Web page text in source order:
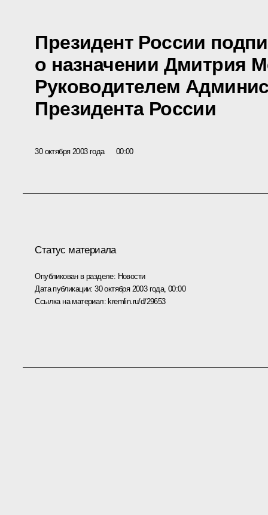
Президент России
о назначении Дмитрия
Руководителем
Президента России
30 октября 2003 года 00:00
Статус материала
Опубликован в разделе: Новости
Дата публикации:30 октября 2003 года, 00:00
Ссылка на материал:kremlin.ru/d/29653